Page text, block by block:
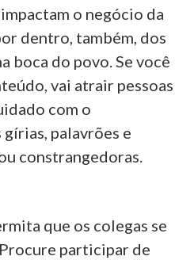
o negócio da
dentro, também, dos
boca do povo. Se você
vai atrair pessoas
com o
palavrões e
constrangedoras.
que os colegas se
participar de